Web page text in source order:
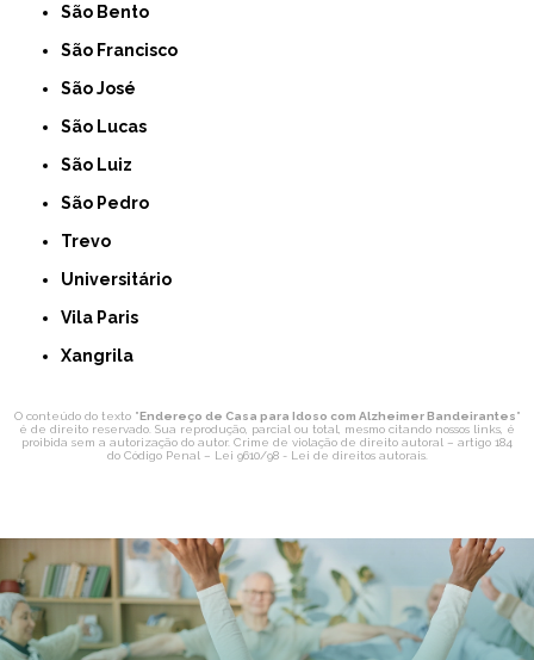
São Bento
São Francisco
São José
São Lucas
São Luiz
São Pedro
Trevo
Universitário
Vila Paris
Xangrila
O conteúdo do texto "Endereço de Casa para Idoso com Alzheimer Bandeirantes"
é de direito reservado. Sua reprodução, parcial ou total, mesmo citando nossos links, é
proibida sem a autorização do autor. Crime de violação de direito autoral – artigo 184
do Código Penal – Lei 9610/98 - Lei de direitos autorais.